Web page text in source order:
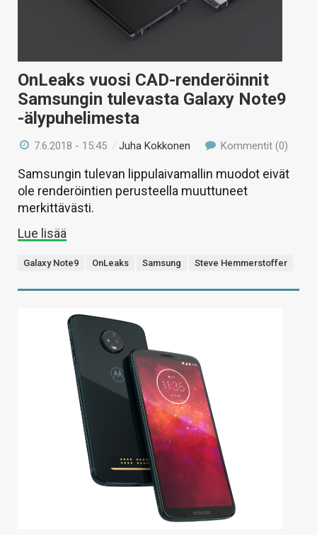
OnLeaks vuosi CAD-renderöinnit
Samsungin tulevasta Galaxy Note9
-älypuhelimesta
7.6.2018 - 15:45 /Juha Kokkonen Kommentit (0)
Samsungin tulevan lippulaivamallin muodot eivät
ole renderöintien perusteella muuttuneet
merkittävästi.
Lue lisää
Galaxy Note9 OnLeaks Samsung Steve Hemmerstoffer